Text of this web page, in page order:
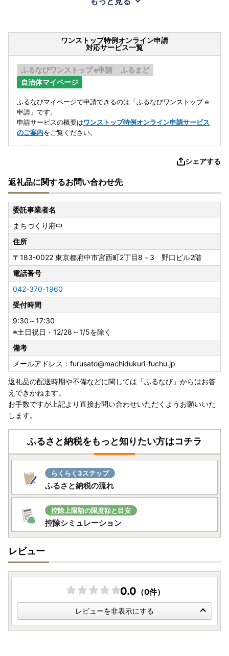
ワンストップ特例オンライン申請
対応サービス一覧
ふるなびワンストップ e申請
ふるまど
自治体マイページ
ふるなびマイページで申請できるのは「ふるなびワンストップ e
申請」です。
申請サービスの概要はワンストップ特例オンライン申請サービス
のご案内をご覧ください。
シェアする
返礼品に関するお問い合わせ先
委託事業者名
まちづくり府中
住所
〒183-0022 東京都府中市宮西町2丁目8－3 野口ビル2階
電話番号
042-370-1960
受付時間
9:30～17:30
※土日祝日・12/28～1/5を除く
備考
メールアドレス：furusato@machidukuri-fuchu.jp
返礼品の配送時期や不備などに関しては「ふるなび」からはお答
えできかねます。
お手数ですが上記より直接お問い合わせいただくようお願いいた
します。
ふるさと納税をもっと知りたい方はコチラ
らくらく3ステップ
ふるさと納税の流れ
控除上限額の限度額と目安
控除シミュレーション
レビュー
0.0 （0件）
レビューを非表示にする